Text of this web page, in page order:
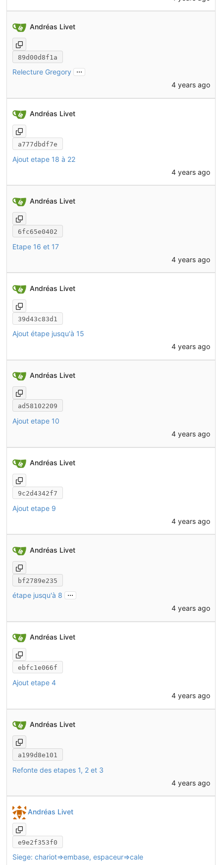
Andréas Livet
89d00d8f1a
Relecture Gregory
...
4 years ago
Andréas Livet
a777dbdf7e
Ajout etape 18 à 22
4 years ago
Andréas Livet
6fc65e0402
Etape 16 et 17
4 years ago
Andréas Livet
39d43c83d1
Ajout étape jusqu'à 15
4 years ago
Andréas Livet
ad58102209
Ajout etape 10
4 years ago
Andréas Livet
9c2d4342f7
Ajout etape 9
4 years ago
Andréas Livet
bf2789e235
étape jusqu'à 8
...
4 years ago
Andréas Livet
ebfc1e066f
Ajout etape 4
4 years ago
Andréas Livet
a199d8e101
Refonte des etapes 1, 2 et 3
4 years ago
Andréas Livet
e9e2f353f0
Siege: chariot=>embase, espaceur=>cale